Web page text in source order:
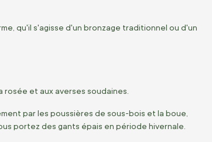
qu'il s'agisse d'un bronzage traditionnel ou d'un
et aux averses soudaines.
par les poussières de sous-bois et la boue,
portez des gants épais en période hivernale.